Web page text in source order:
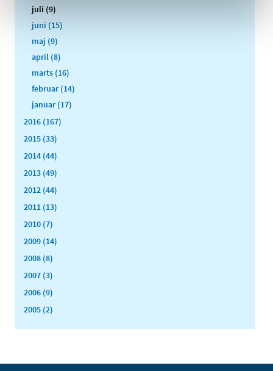
juli (9)
juni (15)
maj (9)
april (8)
marts (16)
februar (14)
januar (17)
2016 (167)
2015 (33)
2014 (44)
2013 (49)
2012 (44)
2011 (13)
2010 (7)
2009 (14)
2008 (8)
2007 (3)
2006 (9)
2005 (2)